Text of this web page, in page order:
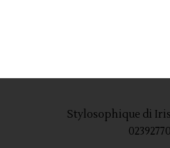
Stylosophique di